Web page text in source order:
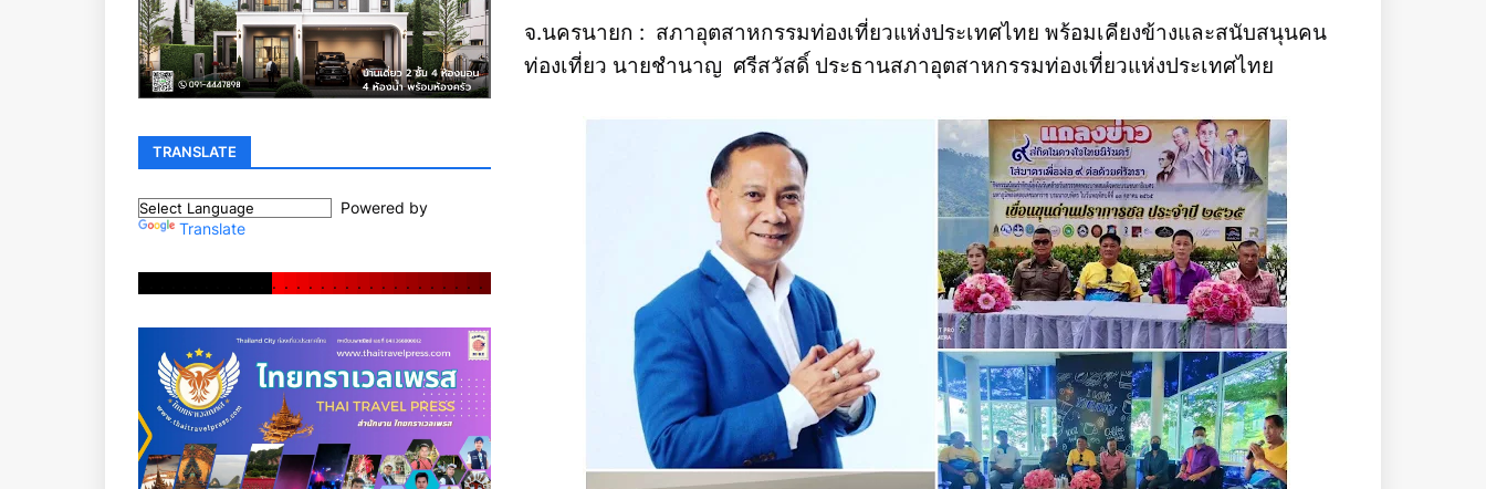
จ.นครนายก : สภาอุตสาหกรรมท่องเที่ยวแห่งประเทศไทย พร้อมเคียงข้างและสนับสนุนคน
ท่องเที่ยว นายชำนาญ ศรีสวัสดิ์ ประธานสภาอุตสาหกรรมท่องเที่ยวแห่งประเทศไทย
TRANSLATE
Powered by
Translate
. . . . . . . . . . . . . . . . . .